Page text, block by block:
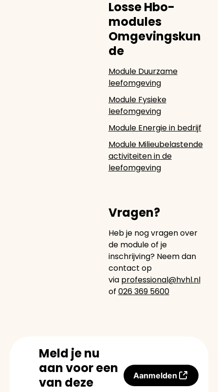
Losse Hbo-
modules
Omgevingskun
de
Module Duurzame
leefomgeving
Module Fysieke
leefomgeving
Module Energie in bedrijf
Module Milieubelastende
activiteiten in de
leefomgeving
Vragen?
Heb je nog vragen over
de module of je
inschrijving? Neem dan
contact op
via professional@hvhl.nl
of 026 369 5600
Meld je nu
aan voor een
van deze
Aanmelden